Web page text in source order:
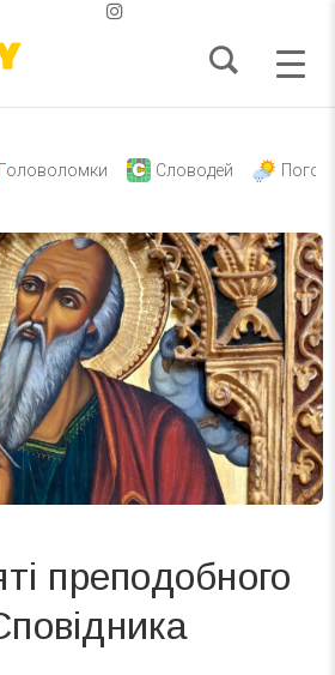
Головоломки Словодей
преподобного